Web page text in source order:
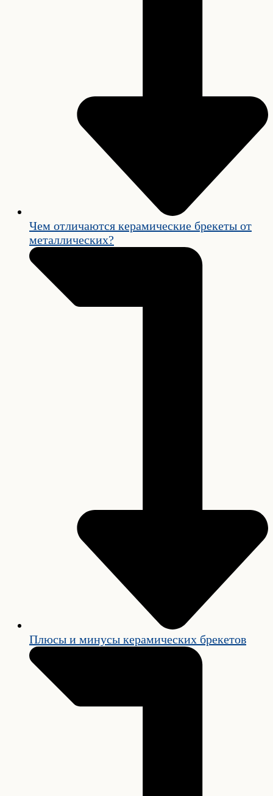
Чем отличаются керамические брекеты от
металлических?
Плюсы и минусы керамических брекетов